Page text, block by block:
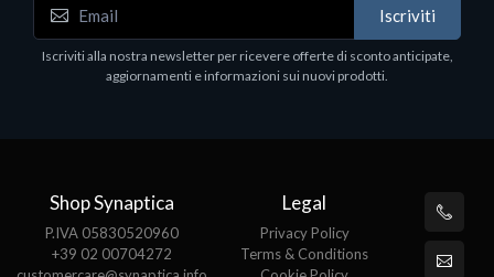
Software - Office Productivity
MS OFFICE H&S 2021 ESD
Iscriviti
Iscriviti alla nostra newsletter per ricevere offerte di sconto anticipate,
aggiornamenti e informazioni sui nuovi prodotti.
Shop Synaptica
P.IVA 05830520960
+39 02 00704272
Legal
Privacy Policy
Terms & Conditions